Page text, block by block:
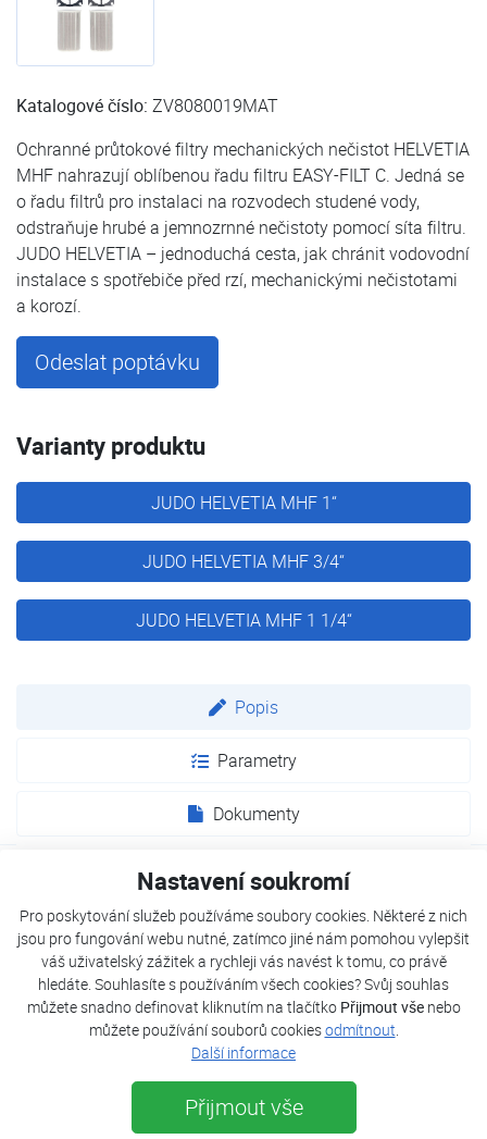
Nastavení soukromí
Pro poskytování služeb používáme soubory cookies. Některé z nich
jsou pro fungování webu nutné, zatímco jiné nám pomohou vylepšit
váš uživatelský zážitek a rychleji vás navést k tomu, co právě
hledáte. Souhlasíte s používáním všech cookies? Svůj souhlas
můžete snadno definovat kliknutím na tlačítko Přijmout všenebo
můžete používání souborů cookiesodmítnout
Další informace
Přijmout vše
Katalogové číslo: ZV8080019MAT
Ochranné průtokové filtry mechanických nečistot HELVETIA
MHF nahrazují oblíbenou řadu filtru EASY-FILT C. Jedná se
o řadu filtrů pro instalaci na rozvodech studené vody,
odstraňuje hrubé a jemnozrnné nečistoty pomocí síta filtru.
JUDO HELVETIA – jednoduchá cesta, jak chránit vodovodní
instalace s spotřebiče před rzí, mechanickými nečistotami
a korozí.
Odeslat poptávku
Varianty produktu
JUDO HELVETIA MHF 1“
JUDO HELVETIA MHF 3/4“
JUDO HELVETIA MHF 1 1/4“
Popis
Parametry
Dokumenty
Produkty JUDO řady HELVETIA chrání proti vodovodním
haváriím, usazeninám, mechanickým nečistotám a korozi. Ideální
místo pro instalaci zařízeníJUDO HELVETIAje na hlavním
přívodu vody. Rychlou a bezproblémovou instalaci produktů
řady zajistí patentovaný JUDO QUICK-SET-E. Filtry řady
jsou speciálně navrženy pro ochranu potrubních
systémů, příslušenství, armatur a spotřebičů, a zároveň splňují
Používají se k odstranění nežádoucích částic v suspenzi již na
přívodu vody a nabízejí maximální snadnou instalaci a použití.